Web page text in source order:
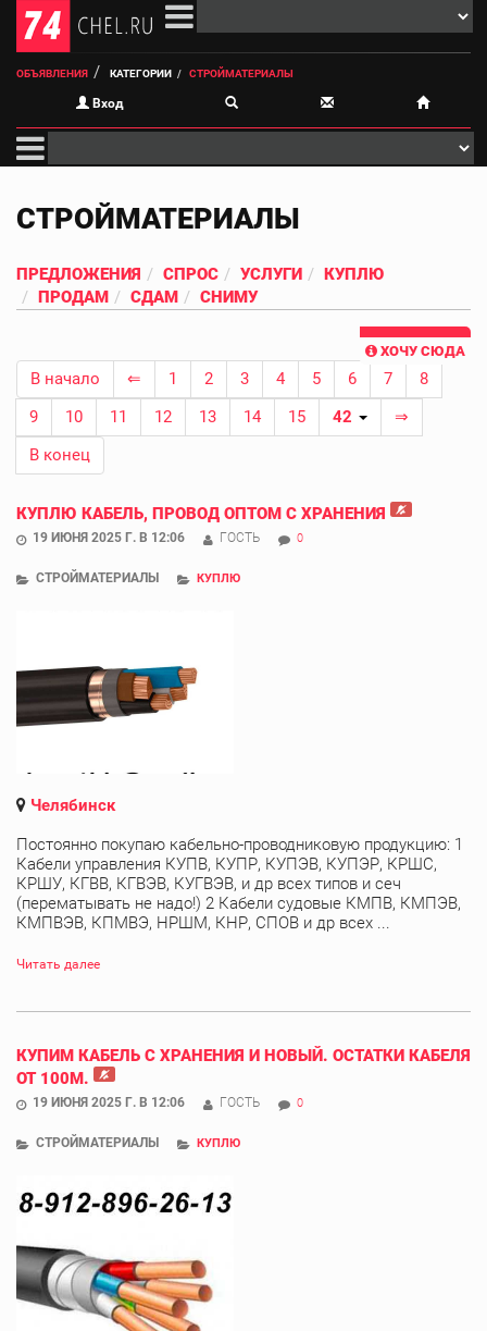
ОБЪЯВЛЕНИЯ КАТЕГОРИИ СТРОЙМАТЕРИАЛЫ
Вход
СТРОЙМАТЕРИАЛЫ
ПРЕДЛОЖЕНИЯ СПРОС УСЛУГИ
КУПЛЮ
ПРОДАМ
СДАМ СНИМУ
ХОЧУ СЮДА
В начало ⇐ 1 2 3 4 5 6 7
8
9
10 11 12 13 14 15 42
⇒
В конец
КУПЛЮ КАБЕЛЬ, ПРОВОД ОПТОМ С ХРАНЕНИЯ
19 ИЮНЯ 2025 Г. В 12:06 ГОСТЬ 0
СТРОЙМАТЕРИАЛЫ КУПЛЮ
Челябинск
Постоянно покупаю кабельно-проводниковую продукцию: 1
Кабели управления КУПВ, КУПР, КУПЭВ, КУПЭР, КРШС,
КРШУ, КГВВ, КГВЭВ, КУГВЭВ, и др всех типов и сеч
(перематывать не надо!) 2 Кабели судовые КМПВ, КМПЭВ,
КМПВЭВ, КПМВЭ, НРШМ, КНР, СПОВ и др всех ...
Читать далее
КУПИМ КАБЕЛЬ С ХРАНЕНИЯ И НОВЫЙ. ОСТАТКИ КАБЕЛЯ
ОТ 100М.
19 ИЮНЯ 2025 Г. В 12:06 ГОСТЬ 0
СТРОЙМАТЕРИАЛЫ КУПЛЮ